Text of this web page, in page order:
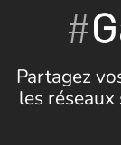
#
Partagez
les